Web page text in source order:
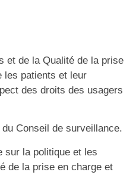
et de la Qualité de la prise
les patients et leur
des droits des usagers
Conseil de surveillance.
sur la politique et les
de la prise en charge et